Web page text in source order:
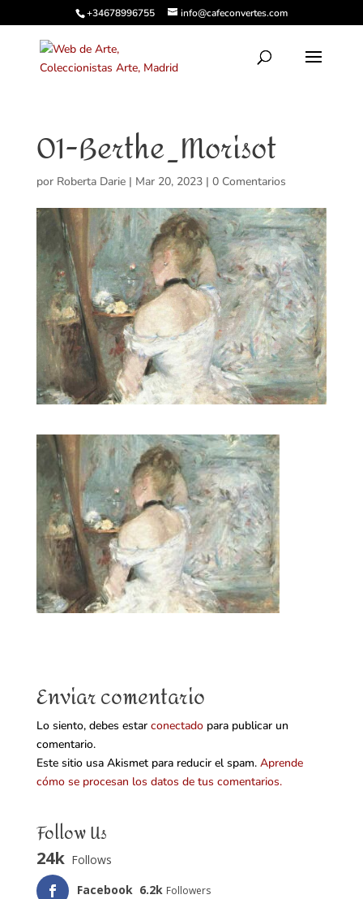
+34678996755 info@cafeconvertes.com
01-Berthe_Morisot
por Roberta Darie| Mar 20, 2023| 0 Comentarios
Enviar comentario
Lo siento, debes estar conectadopara publicar un
comentario.
Este sitio usa Akismet para reducir el spam. Aprende
cómo se procesan los datos de tus comentarios.
Follow Us
24k Follows
Facebook 6.2k Followers